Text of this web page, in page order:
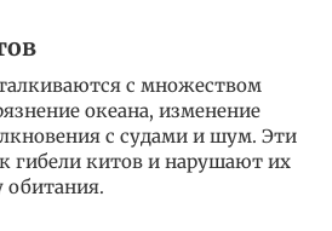
с множеством
океана, изменение
с судами и шум. Эти
гибели китов и нарушают их
обитания.